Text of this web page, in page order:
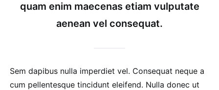
quam enim maecenas etiam vulputate
aenean vel consequat.
Sem dapibus nulla imperdiet vel. Consequat neque a
cum pellentesque tincidunt eleifend. Nulla donec ut